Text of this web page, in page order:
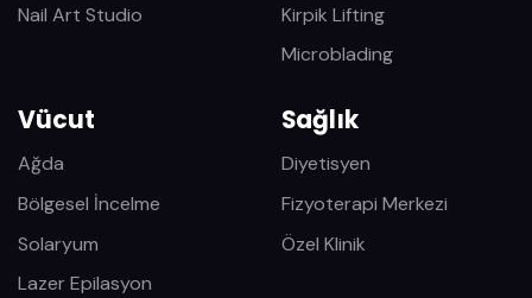
Nail Art Studio
Kirpik Lifting
Microblading
Vücut
Ağda
Bölgesel İncelme
Solaryum
Lazer Epilasyon
Sağlık
Diyetisyen
Fizyoterapi Merkezi
Özel Klinik